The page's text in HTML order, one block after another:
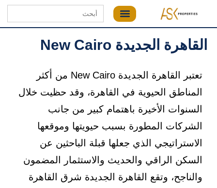
Search
for:
القاهرة الجديدة New Cairo
تعتبر القاهرة الجديدة New Cairo من أكثر
المناطق الحيوية في القاهرة، وقد حظيت خلال
السنوات الأخيرة باهتمام كبير من جانب
الشركات المطورة بسبب حيويتها وموقعها
الاستراتيجي الذي جعلها قبلة الباحثين عن
السكن الراقي والحديث والاستثمار المضمون
والناجح، وتقع القاهرة الجديدة شرق القاهرة